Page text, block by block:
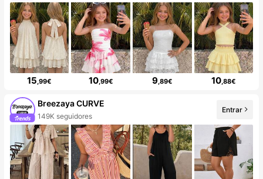
15,99€ 10,99€ 9,89€ 10,88€
Breezaya CURVE
149K seguidores
Entrar